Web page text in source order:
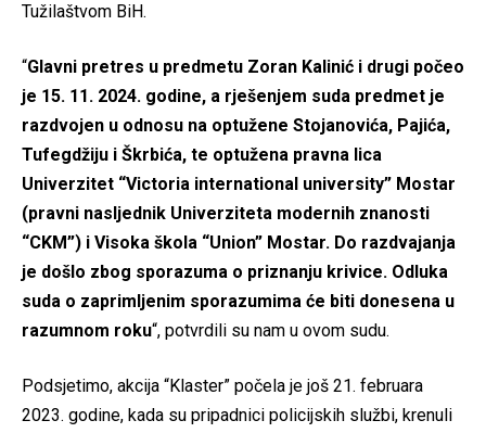
Tužilaštvom BiH.
“Glavni pretres u predmetu Zoran Kalinić i drugi počeo
je 15. 11. 2024. godine, a rješenjem suda predmet je
razdvojen u odnosu na optužene Stojanovića, Pajića,
Tufegdžiju i Škrbića, te optužena pravna lica
Univerzitet “Victoria international university” Mostar
(pravni nasljednik Univerziteta modernih znanosti
“CKM”) i Visoka škola “Union” Mostar. Do razdvajanja
je došlo zbog sporazuma o priznanju krivice. Odluka
suda o zaprimljenim sporazumima će biti donesena u
razumnom roku“, potvrdili su nam u ovom sudu.
Podsjetimo, akcija “Klaster” počela je još 21. februara
2023. godine, kada su pripadnici policijskih službi, krenuli